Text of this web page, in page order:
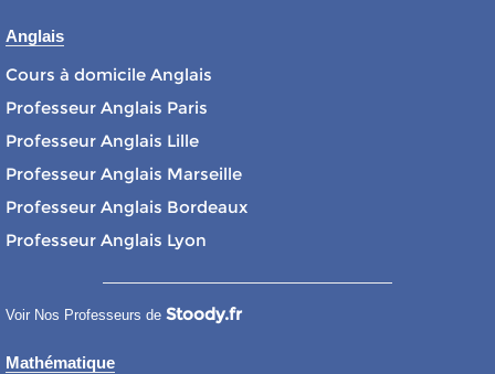
Anglais
Cours à domicile Anglais
Professeur Anglais Paris
Professeur Anglais Lille
Professeur Anglais Marseille
Professeur Anglais Bordeaux
Professeur Anglais Lyon
Voir Nos Professeurs de Stoody.fr
Mathématique